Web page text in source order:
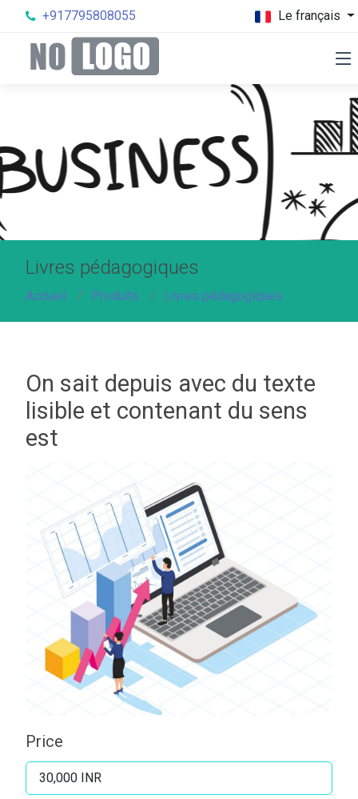
+917795808055 Le français
Livres pédagogiques
Accueil Produits Livres pédagogiques
On sait depuis avec du texte
lisible et contenant du sens
est
Price
30,000 INR